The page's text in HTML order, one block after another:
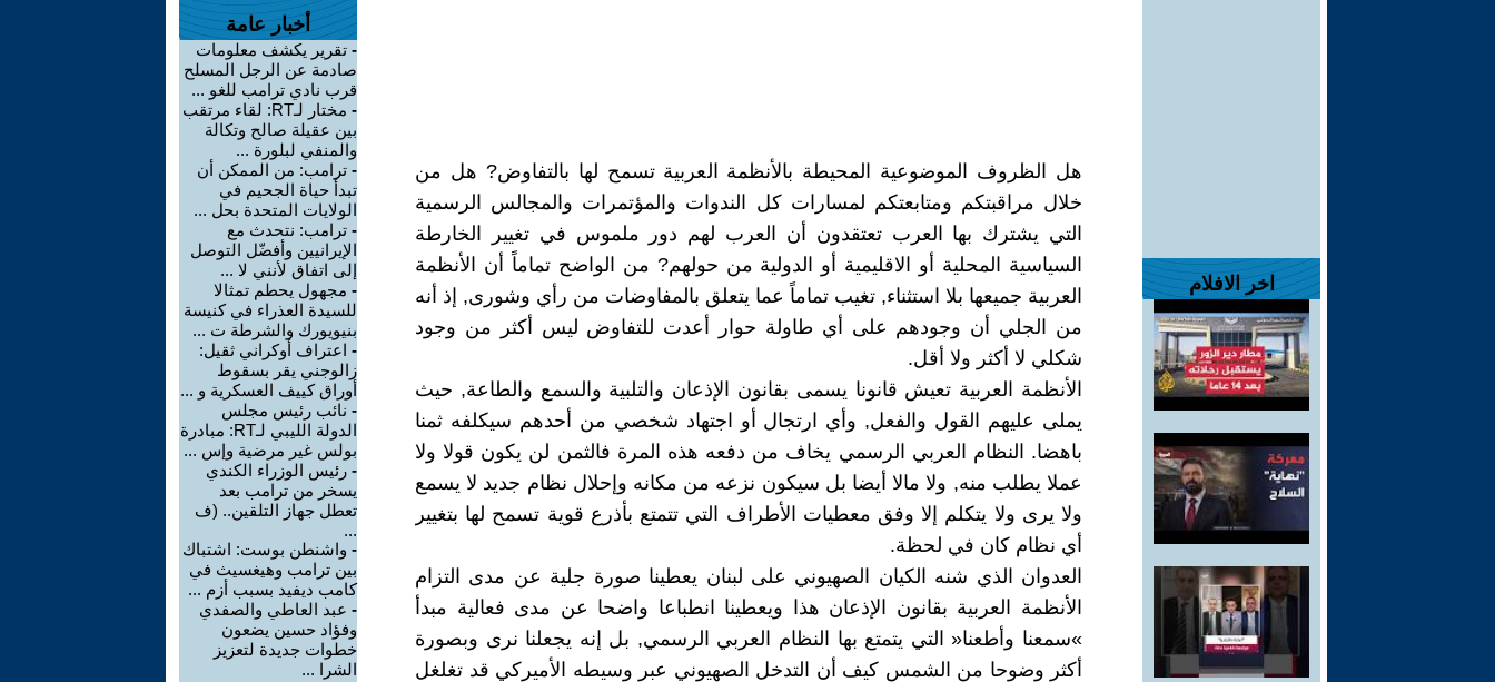
اخر الافلام
هل الظروف الموضوعية المحيطة بالأنظمة العربية تسمح لها بالتفاوض? هل من
خلال مراقبتكم ومتابعتكم لمسارات كل الندوات والمؤتمرات والمجالس الرسمية
التي يشترك بها العرب تعتقدون أن العرب لهم دور ملموس في تغيير الخارطة
السياسية المحلية أو الاقليمية أو الدولية من حولهم? من الواضح تماماً أن الأنظمة
العربية جميعها بلا استثناء, تغيب تماماً عما يتعلق بالمفاوضات من رأي وشورى, إذ أنه
من الجلي أن وجودهم على أي طاولة حوار أعدت للتفاوض ليس أكثر من وجود
شكلي لا أكثر ولا أقل.
الأنظمة العربية تعيش قانونا يسمى بقانون الإذعان والتلبية والسمع والطاعة, حيث
يملى عليهم القول والفعل, وأي ارتجال أو اجتهاد شخصي من أحدهم سيكلفه ثمنا
باهضا. النظام العربي الرسمي يخاف من دفعه هذه المرة فالثمن لن يكون قولا ولا
عملا يطلب منه, ولا مالا أيضا بل سيكون نزعه من مكانه وإحلال نظام جديد لا يسمع
ولا يرى ولا يتكلم إلا وفق معطيات الأطراف التي تتمتع بأذرع قوية تسمح لها بتغيير
أي نظام كان في لحظة.
العدوان الذي شنه الكيان الصهيوني على لبنان يعطينا صورة جلية عن مدى التزام
الأنظمة العربية بقانون الإذعان هذا ويعطينا انطباعا واضحا عن مدى فعالية مبدأ
»سمعنا وأطعنا« التي يتمتع بها النظام العربي الرسمي, بل إنه يجعلنا نرى وبصورة
أكثر وضوحا من الشمس كيف أن التدخل الصهيوني عبر وسيطه الأميركي قد تغلغل
أخبار عامة
- تقرير يكشف معلومات
صادمة عن الرجل المسلح
قرب نادي ترامب للغو ...
-
مختار لـRT: لقاء مرتقب
بين عقيلة صالح وتكالة
والمنفي لبلورة ...
- ترامب: من الممكن أن
تبدأ حياة الجحيم في
الولايات المتحدة بحل ...
- ترامب: نتحدث مع
الإيرانيين وأفضّل التوصل
إلى اتفاق لأنني لا ...
- مجهول يحطم تمثالا
للسيدة العذراء في كنيسة
بنيويورك والشرطة ت ...
- اعتراف أوكراني ثقيل:
زالوجني يقر بسقوط
أوراق كييف العسكرية و ...
- نائب رئيس مجلس
الدولة الليبي لـRT: مبادرة
بولس غير مرضية وإس ...
- رئيس الوزراء الكندي
يسخر من ترامب بعد
تعطل جهاز التلقين.. (ف
...
- واشنطن بوست: اشتباك
بين ترامب وهيغسيث في
كامب ديفيد بسبب أزم ...
- عبد العاطي والصفدي
وفؤاد حسين يضعون
خطوات جديدة لتعزيز
الشرا ...